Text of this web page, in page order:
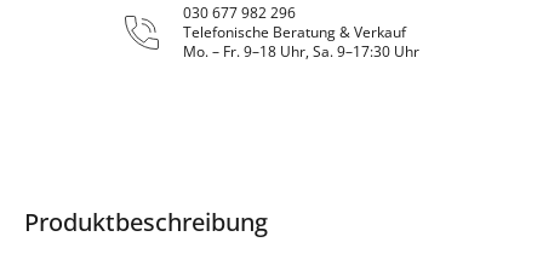
030 677 982 296
Telefonische Beratung & Verkauf
Mo. – Fr. 9–18 Uhr, Sa. 9–17:30 Uhr
Produktbeschreibung